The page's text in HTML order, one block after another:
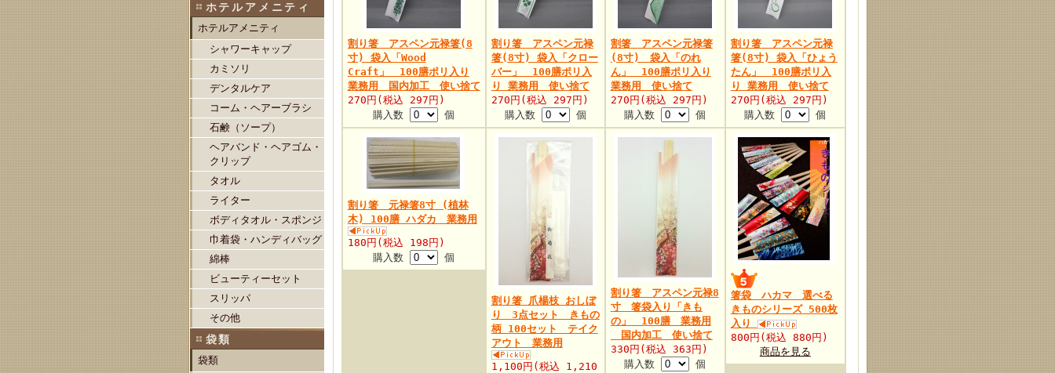
ホテルアメニティ
ホテルアメニティ
シャワーキャップ
カミソリ
デンタルケア
コーム・ヘアーブラシ
石鹸（ソープ）
ヘアバンド・ヘアゴム・
クリップ
タオル
ライター
ボディタオル・スポンジ
巾着袋・ハンディバッグ
綿棒
ビューティーセット
スリッパ
その他
袋類
袋類
割り箸 アスペン元禄箸(8
寸) 袋入「Wood
Craft」 100膳ポリ入り
業務用 国内加工 使い捨て
270円(税込 297円)
購入数
個
割り箸 アスペン元禄
箸(8寸) 袋入「クロー
バー」 100膳ポリ入
り 業務用 使い捨て
270円(税込 297円)
購入数
個
割箸 アスペン元禄箸
(8寸) 袋入「のれ
ん」 100膳ポリ入り
業務用 使い捨て
270円(税込 297円)
購入数
個
割り箸 アスペン元禄
箸(8寸) 袋入「ひょう
たん」 100膳ポリ入
り 業務用 使い捨て
270円(税込 297円)
購入数
個
割り箸 元禄箸8寸 (植林
木) 100膳 ハダカ 業務用
180円(税込 198円)
購入数
個
割り箸 爪楊枝 おしぼ
り 3点セット きもの
柄 100セット テイク
アウト 業務用
1,100円(税込 1,210
割り箸 アスペン元禄8
寸 箸袋入り「きも
の」 100膳 業務用
国内加工 使い捨て
330円(税込 363円)
購入数
個
箸袋 ハカマ 選べる
きものシリーズ 500枚
入り
800円(税込 880円)
商品を見る